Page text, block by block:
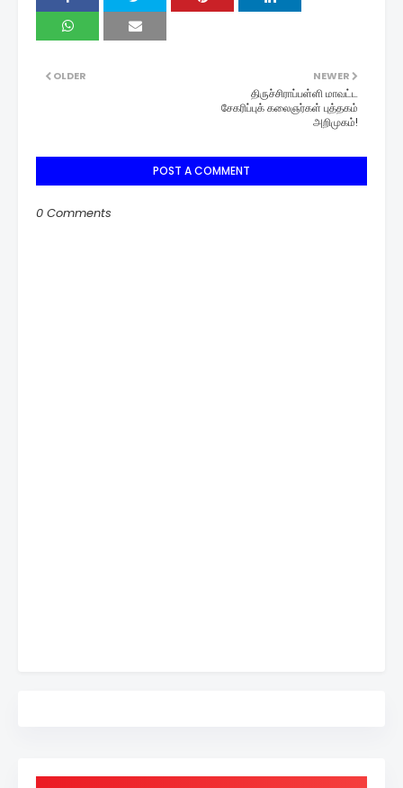
NEWER
திருச்சிராப்பள்ளி மாவட்ட
சேகரிப்புக் கலைஞர்கள் புத்தகம்
அறிமுகம்!
OLDER
POST A COMMENT
0 Comments